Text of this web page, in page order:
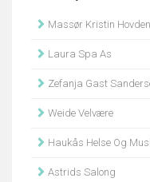
Massør Kristin Hovden
Laura Spa As
Zefanja Gast
Weide Velvære
Haukås Helse Og
Astrids Salong